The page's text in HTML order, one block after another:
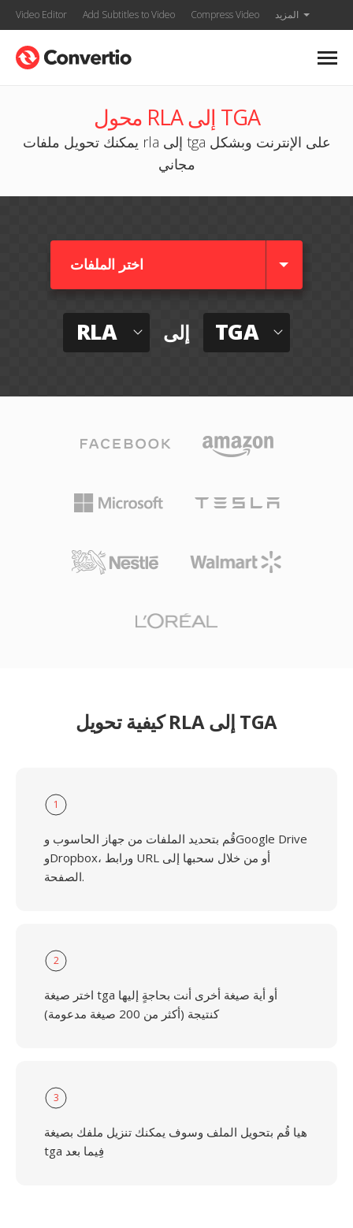
Video Editor Add Subtitles to Video Compress Video المزيد
محول RLA إلى TGA
يمكنك تحويل ملفات rla إلى tga على الإنترنت وبشكل
مجاني
اختر الملفات
RLA إلى TGA
كيفية تحويل RLA إلى TGA
1
قُم بتحديد الملفات من جهاز الحاسوب وGoogle Drive
وDropbox، ورابط URL أو من خلال سحبها إلى
الصفحة.
2
اختر صيغة tga أو أية صيغة أخرى أنت بحاجةٍ إليها
كنتيجة (أكثر من 200 صيغة مدعومة)
3
هيا قُم بتحويل الملف وسوف يمكنك تنزيل ملفك بصيغة
tga فِيما بعد